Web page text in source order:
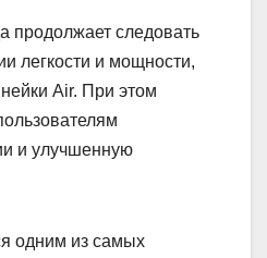
продолжает следовать
легкости и мощности,
Air. При этом
и улучшенную
одним из самых